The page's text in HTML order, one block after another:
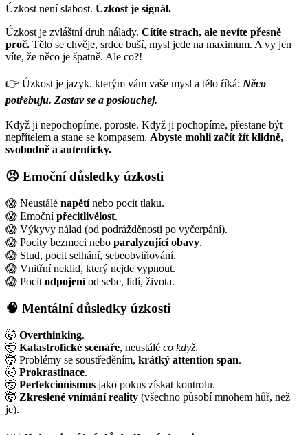
Úzkost není slabost. Úzkost je signál.
Úzkost je zvláštní druh nálady. Cítíte strach, ale nevíte přesně
proč. Tělo se chvěje, srdce buší, mysl jede na maximum. A vy jen
víte, že něco je špatně. Ale co?!
👉 Úzkost je jazyk. kterým vám vaše mysl a tělo říká: Něco
potřebuju. Zastav se a poslouchej.
Když ji nepochopíme, poroste. Když ji pochopíme, přestane být
nepřítelem a stane se kompasem. Abyste mohli začít žít klidně,
svobodně a autenticky.
😣 Emoční důsledky úzkosti
😱 Neustálé napětínebo pocit tlaku.
😱 Emočnípřecitlivělost.
😱 Výkyvy nálad (od podrážděnosti po vyčerpání).
😱 Pocity bezmoci nebo paralyzující obavy.
😱 Stud, pocit selhání, sebeobviňování.
😱 Vnitřní neklid, který nejde vypnout.
😱 Pocit odpojeníod sebe, lidí, života.
🧠 Mentální důsledky úzkosti
🤯 Overthinking.
🤯 Katastrofické scénáře, neustálé co když.
🤯 Problémy se soustředěním, krátký attention span.
🤯 Prokrastinace.
🤯 Perfekcionismus jako pokus získat kontrolu.
🤯 Zkreslené vnímání reality (všechno působí mnohem hůř, než
je).